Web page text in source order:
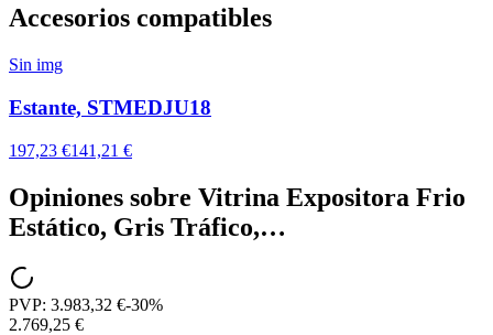
Accesorios compatibles
Sin img
Estante, STMEDJU18
197,23 €141,21 €
Opiniones sobre Vitrina Expositora Frio
Estático, Gris Tráfico,…
PVP: 3.983,32 €-30%
2.769,25 €